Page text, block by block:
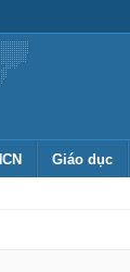
Giáo dục